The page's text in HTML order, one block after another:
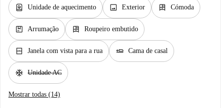
water_heater Unidade de aquecimento image Exterior dresser Cómoda
package Arrumação dresser Roupeiro embutido
window_closed Janela com vista para a rua airline_seat_flat Cama de casal
ac_unit Unidade AC
Mostrar todas (14)